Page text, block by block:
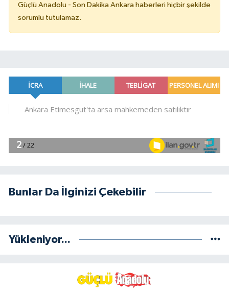
Güçlü Anadolu - Son Dakika Ankara haberleri hiçbir şekilde
sorumlu tutulamaz.
Bunlar Da İlginizi Çekebilir
Yükleniyor...